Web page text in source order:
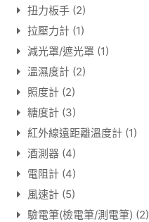
扭力板手 (2)
拉壓力計 (1)
減光罩/遮光罩 (1)
溫濕度計 (2)
照度計 (2)
糖度計 (3)
紅外線遠距離溫度計 (1)
酒測器 (4)
電阻計 (4)
風速計 (5)
驗電筆(檢電筆/測電筆) (2)